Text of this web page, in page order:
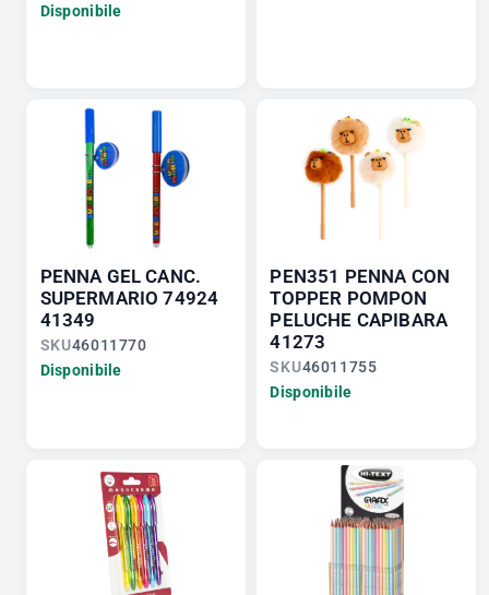
Disponibile
PENNA GEL CANC.
SUPERMARIO 74924
41349
SKU46011770
Disponibile
PEN351 PENNA CON
TOPPER POMPON
PELUCHE CAPIBARA
41273
SKU46011755
Disponibile